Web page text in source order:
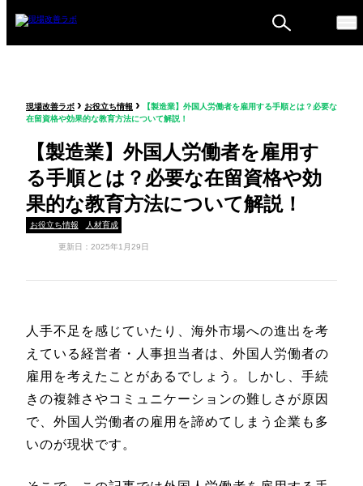
ム
現場改善ラボ › お役立ち情報 › 【製造業】外国人労働者を雇用する手順とは？必要な
在留資格や効果的な教育方法について解説！
【製造業】外国人労働者を雇用す
る手順とは？必要な在留資格や効
果的な教育方法について解説！
お役立ち情報 人材育成
更新日：2025年1月29日
人手不足を感じていたり、海外市場への進出を考
えている経営者・人事担当者は、外国人労働者の
雇用を考えたことがあるでしょう。しかし、手続
きの複雑さやコミュニケーションの難しさが原因
で、外国人労働者の雇用を諦めてしまう企業も多
いのが現状です。